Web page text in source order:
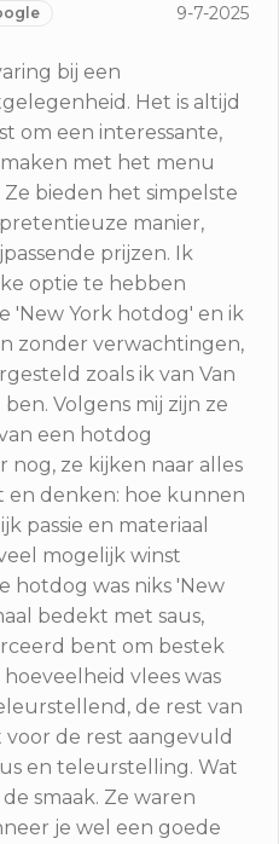
9-7-2025
bij een
Het is altijd
om een interessante,
met het menu
Ze bieden het simpelste
manier,
prijzen. Ik
optie te hebben
'New York hotdog' en ik
zonder verwachtingen,
zoals ik van Van
Volgens mij zijn ze
een hotdog
nog, ze kijken naar alles
en denken: hoe kunnen
passie en materiaal
mogelijk winst
hotdog was niks 'New
bedekt met saus,
bent om bestek
vlees was
de rest van
de rest aangevuld
en teleurstelling. Wat
smaak. Ze waren
je wel een goede